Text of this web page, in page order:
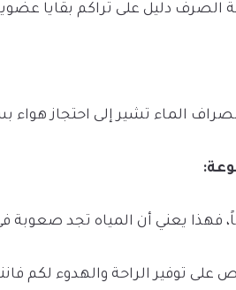
الصرف دليل على تراكم بقايا
الماء تشير إلى احتجاز هواء
:
فهذا يعني أن المياه تجد صعوبة
توفير الراحة والهدوء لكم